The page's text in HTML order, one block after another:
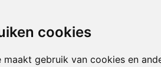
cookies
maakt gebruik van cookies en